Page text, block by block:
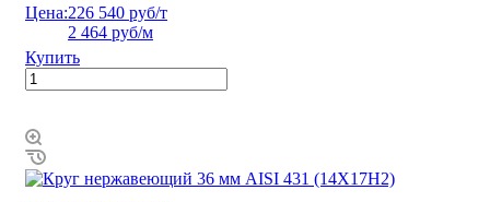
Цена:226 540 руб/т
2 464 руб/м
Купить